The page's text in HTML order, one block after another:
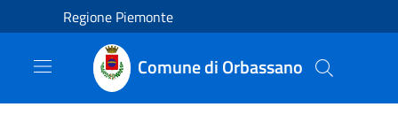
Salta al contenuto principale
Regione Piemonte
Comune di Orbassano